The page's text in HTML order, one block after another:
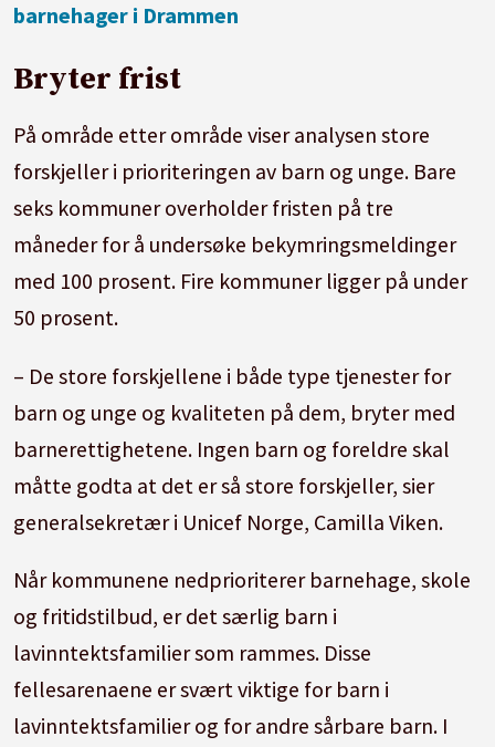
barnehager i Drammen
Bryter frist
På område etter område viser analysen store
forskjeller i prioriteringen av barn og unge. Bare
seks kommuner overholder fristen på tre
måneder for å undersøke bekymringsmeldinger
med 100 prosent. Fire kommuner ligger på under
50 prosent.
– De store forskjellene i både type tjenester for
barn og unge og kvaliteten på dem, bryter med
barnerettighetene. Ingen barn og foreldre skal
måtte godta at det er så store forskjeller, sier
generalsekretær i Unicef Norge, Camilla Viken.
Når kommunene nedprioriterer barnehage,skole
og fritidstilbud, er det særlig barn i
lavinntektsfamilier som rammes. Disse
fellesarenaene er svært viktige for barn i
lavinntektsfamilier og for andre sårbare barn. I